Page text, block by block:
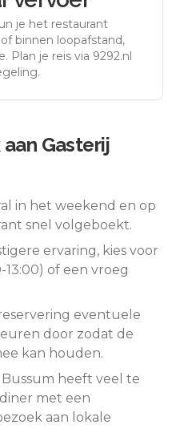
je het restaurant
binnen loopafstand,
Plan je reis via 9292.nl
Gasterij
in het weekend en op
snel volgeboekt.
ervaring, kies voor
of een vroeg
eventuele
door zodat de
kan houden.
Bussum heeft veel te
met een
aan lokale